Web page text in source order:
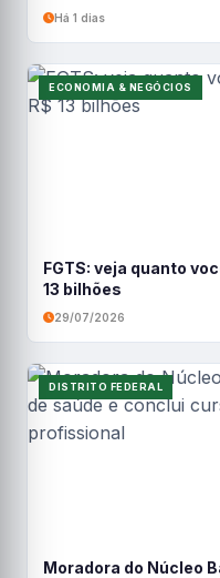
Há 1 dias
ECONOMIA & NEGÓCIOS
FGTS: veja quanto
13 bilhões
29/07/2026
DISTRITO FEDERAL
Moradora do Núcleo